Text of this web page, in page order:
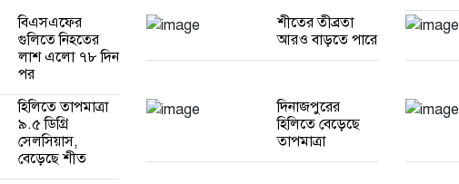
বিএসএফের
গুলিতে নিহতের
লাশ এলো ৭৮ দিন
পর
শীতের তীব্রতা
আরও বাড়তে পারে
হিলিতে তাপমাত্রা
৯.৫ ডিগ্রি
সেলসিয়াস,
বেড়েছে শীত
দিনাজপুরের
হিলিতে বেড়েছে
তাপমাত্রা